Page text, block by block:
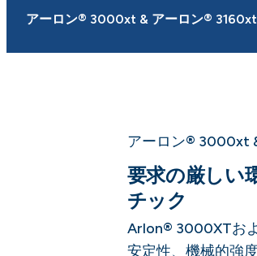
アーロン® 3000xt & アーロン® 3160xt
アーロン® 3000xt
要求の厳しい
チック
Arlon® 3000XTお
安定性、機械的強